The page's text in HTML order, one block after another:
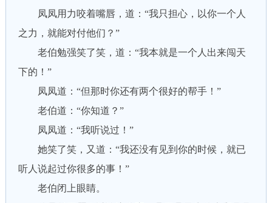
凤凤用力咬着嘴唇，道：“我只担心，以你一个人
之力，就能对付他们？”
老伯勉强笑了笑，道：“我本就是一个人出来闯天
下的！”
凤凤道：“但那时你还有两个很好的帮手！”
老伯道：“你知道？”
凤凤道：“我听说过！”
她笑了笑，又道：“我还没有见到你的时候，就已
听人说起过你很多的事！”
老伯闭上眼睛。